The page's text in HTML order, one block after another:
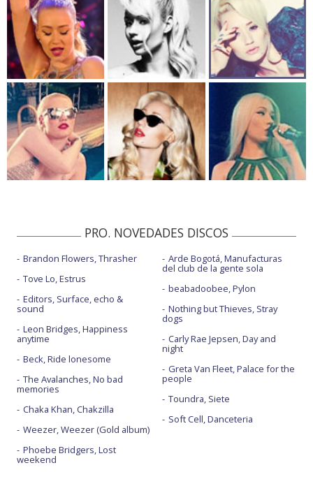
PRO. NOVEDADES DISCOS
Brandon Flowers, Thrasher
Tove Lo, Estrus
Editors, Surface, echo &
sound
Leon Bridges, Happiness
anytime
Beck, Ride lonesome
The Avalanches, No bad
memories
Chaka Khan, Chakzilla
Weezer, Weezer (Gold album)
Phoebe Bridgers, Lost
weekend
Arde Bogotá, Manufacturas
del club de la gente sola
beabadoobee, Pylon
Nothing but Thieves, Stray
dogs
Carly Rae Jepsen, Day and
night
Greta Van Fleet, Palace for the
people
Toundra, Siete
Soft Cell, Danceteria